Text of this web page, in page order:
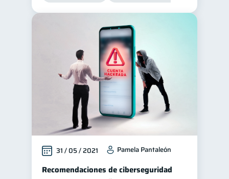
31 / 05 / 2021 Pamela Pantaleón
Recomendaciones de ciberseguridad